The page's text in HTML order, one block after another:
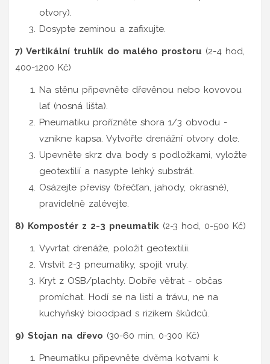
otvory).
Dosypte zeminou a zafixujte.
7) Vertikální truhlík do malého prostoru (2-4 hod,
400-1200 Kč)
Na stěnu připevněte dřevěnou nebo kovovou
lať (nosná lišta).
Pneumatiku prořízněte shora 1/3 obvodu -
vznikne kapsa. Vytvořte drenážní otvory dole.
Upevněte skrz dva body s podložkami, vyložte
geotextilií a nasypte lehký substrát.
Osázejte převisy (břečťan, jahody, okrasné),
pravidelně zalévejte.
8) Kompostér z 2-3 pneumatik (2-3 hod, 0-500 Kč)
Vyvrtat drenáže, položit geotextilii.
Vrstvit 2-3 pneumatiky, spojit vruty.
Kryt z OSB/plachty. Dobře větrat - občas
promíchat. Hodí se na listí a trávu, ne na
kuchyňský bioodpad s rizikem škůdců.
9) Stojan na dřevo (30-60 min, 0-300 Kč)
Pneumatiku připevněte dvěma kotvami k